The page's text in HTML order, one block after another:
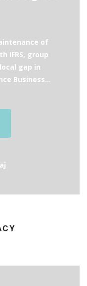
of
IFRS, group
gap in
Business...